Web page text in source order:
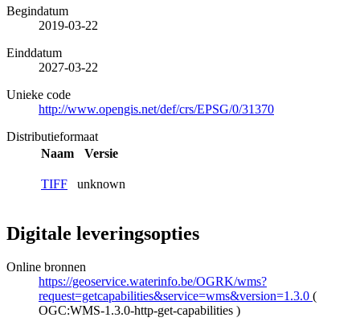
Begindatum
2019-03-22
Einddatum
2027-03-22
Unieke code
http://www.opengis.net/def/crs/EPSG/0/31370
Distributieformaat
Naam
Versie
TIFF unknown
Digitale leveringsopties
Online bronnen
https://geoservice.waterinfo.be/OGRK/wms?
request=getcapabilities&service=wms&version=1.3.0 (
OGC:WMS-1.3.0-http-get-capabilities )